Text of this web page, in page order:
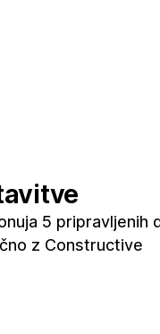
5 pripravljenih
z Constructive